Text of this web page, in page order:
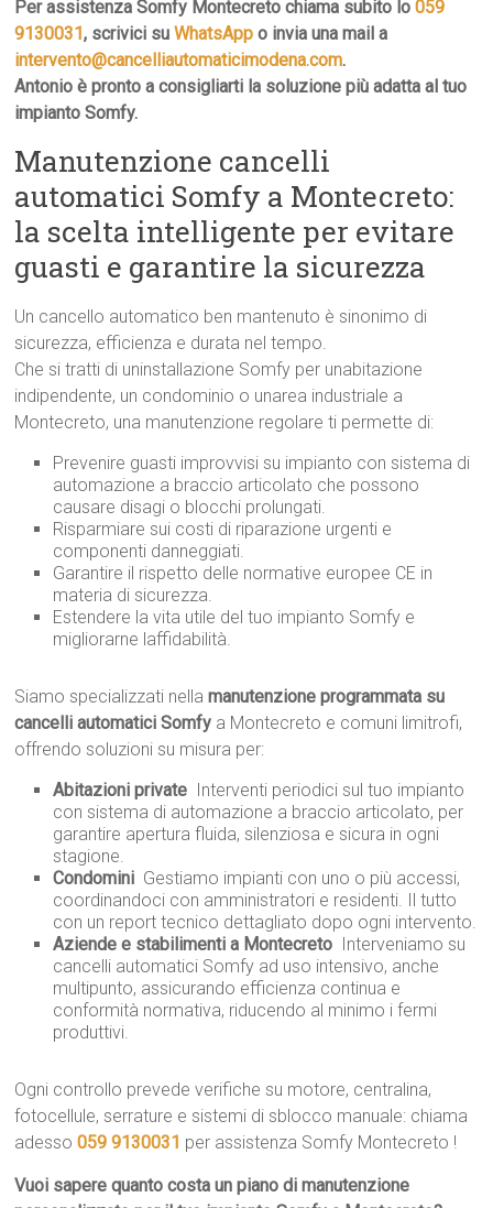
Per assistenza Somfy Montecreto chiama subito lo059
9130031, scrivici suWhatsApp o invia una mail a
intervento@cancelliautomaticimodena.com.
Antonio è pronto a consigliarti la soluzione più adatta al tuo
impianto Somfy.
Manutenzione cancelli
automatici Somfy a Montecreto:
la scelta intelligente per evitare
guasti e garantire la sicurezza
Un cancello automatico ben mantenuto è sinonimo di
sicurezza, efficienza e durata nel tempo.
Che si tratti di uninstallazione Somfy per unabitazione
indipendente, un condominio o unarea industriale a
Montecreto, una manutenzione regolare ti permette di:
Prevenire guasti improvvisi su impianto con sistema di
automazione a braccio articolato che possono
causare disagi o blocchi prolungati.
Risparmiare sui costi di riparazione urgenti e
componenti danneggiati.
Garantire il rispetto delle normative europee CE in
materia di sicurezza.
Estendere la vita utile del tuo impianto Somfy e
migliorarne laffidabilità.
Siamo specializzati nellamanutenzione programmata su
cancelli automatici Somfy a Montecreto e comuni limitrofi,
offrendo soluzioni su misura per:
Abitazioni private  Interventi periodici sul tuo impianto
con sistema di automazione a braccio articolato, per
garantire apertura fluida, silenziosa e sicura in ogni
stagione.
Condomini  Gestiamo impianti con uno o più accessi,
coordinandoci con amministratori e residenti. Il tutto
con un report tecnico dettagliato dopo ogni intervento.
Aziende e stabilimenti a Montecreto  Interveniamo su
cancelli automatici Somfy ad uso intensivo, anche
multipunto, assicurando efficienza continua e
conformità normativa, riducendo al minimo i fermi
produttivi.
Ogni controllo prevede verifiche su motore, centralina,
fotocellule, serrature e sistemi di sblocco manuale: chiama
adesso059 9130031 per assistenza Somfy Montecreto !
Vuoi sapere quanto costa un piano di manutenzione